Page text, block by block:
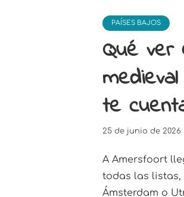
PAÍSES BAJOS
Qué ver
te
25 de junio de 2026
A Amersfoort
todas las
Ámsterdam o